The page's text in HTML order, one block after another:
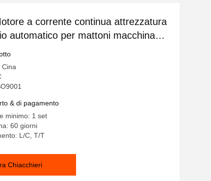
a corrente continua attrezzatura
automatico per mattoni macchina
per il rilegamento del cestino
Cina
& di pagamento
minimo: 1 set
60 giorni
L/C, T/T
Chiacchieri